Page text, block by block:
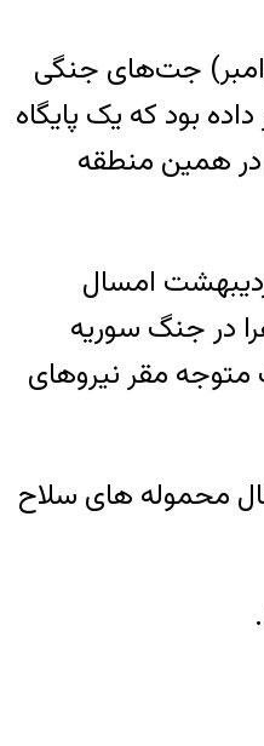
به نقل از گروه دیده‌بان حقوق بشر سوریه که مرکز آن در لندن است خبر داده که جمعه شب (نهم آذر/۳۰ نوامبر) جت‌های جنگی
بود که یک پایگاه
در همین منطقه
امسال
در جنگ سوریه
متوجه مقر نیروهای
از سال ۲۰۱۳ حملاتی را علیه نقل و انتقال محموله های سلاح